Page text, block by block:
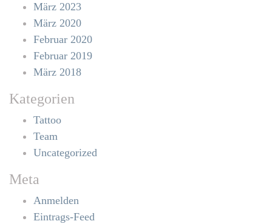
März 2023
März 2020
Februar 2020
Februar 2019
März 2018
Kategorien
Tattoo
Team
Uncategorized
Meta
Anmelden
Eintrags-Feed